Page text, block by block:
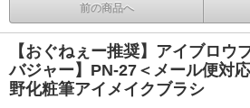
前の商品へ
【おぐねぇー推奨】アイブロウ
バジャー】PN-27＜メール便対
野化粧筆アイメイクブラシ